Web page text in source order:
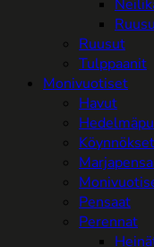
Ruusut
Tulppaanit
Monivuotiset
Havut
Köynnökset
Pensaat
Perennat